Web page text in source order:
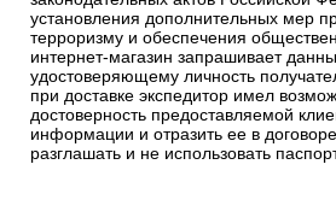
установления дополнительных мер
терроризму и обеспечения
интернет-магазин запрашивает
удостоверяющему личность
при доставке экспедитор имел
достоверность предоставляемой
информации и отразить ее в
разглашать и не использовать